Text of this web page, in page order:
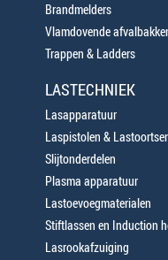
Brandmelders
Vlamdovende
Trappen & Ladders
LASTECHNIEK
Lasapparatuur
Laspistolen &
Slijtonderdelen
Plasma apparatuur
Lastoevoegmaterialen
Stiftlassen en Induction
Lasrookafzuiging